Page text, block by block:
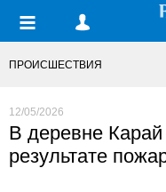
ПРОИСШЕСТВИЯ
12/05/2026
В деревне
результате